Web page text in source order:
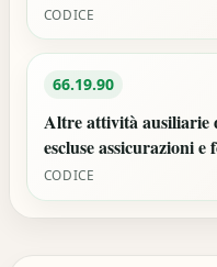
CODICE
66.19.90
Altre attività ausiliarie
escluse assicurazioni e
CODICE